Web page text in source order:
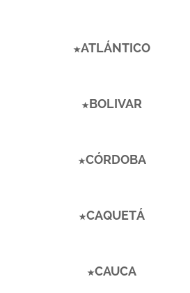
ATLÁNTICO
BOLIVAR
CÓRDOBA
CAQUETÁ
CAUCA